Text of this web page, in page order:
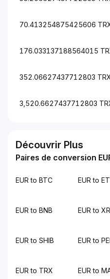
70.413254875425606
176.033137188564015
352.06627437712803
3,520.6627437712803
Découvrir Plus
Paires de conversion
EUR to BTC EUR to
EUR to BNB EUR to
EUR to SHIB EUR to
EUR to TRX EUR to